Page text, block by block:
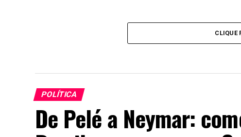
CLIQUE
POLÍTICA
De Pelé a Neymar: